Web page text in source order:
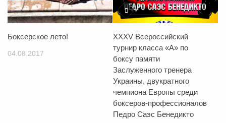
Боксерское лето!
04.08.2017
XXXV Всероссийский
турнир класса «А» по
боксу памяти
Заслуженного тренера
Украины, двукратного
чемпиона Европы среди
боксеров-профессионалов
Педро Саэс Бенедикто